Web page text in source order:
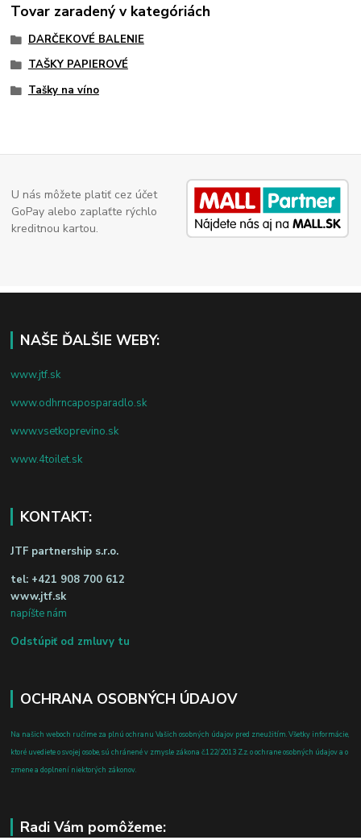
Tovar zaradený v kategóriách
DARČEKOVÉ BALENIE
TAŠKY PAPIEROVÉ
Tašky na víno
U nás môžete platiť cez účet
GoPay alebo zaplaťte rýchlo
kreditnou kartou.
NAŠE ĎALŠIE WEBY:
www.jtf.sk
www.odhrncaposparadlo.sk
www.vsetkoprevino.sk
www.4toilet.sk
KONTAKT:
JTF partnership s.r.o.
tel: +421 908 700 612
www.jtf.sk
napíšte nám
Odstúpiť od zmluvy tu
OCHRANA OSOBNÝCH ÚDAJOV
Na našich weboch ručíme za plnú ochranu Vašich osobných údajov pred zneužitím. Všetky informácie,
ktoré uvediete o svojej osobe, sú chránené v zmysle zákona č.122/2013 Z.z. o ochrane osobných údajov a o
zmene a doplnení niektorých zákonov.
Radi Vám pomôžeme: